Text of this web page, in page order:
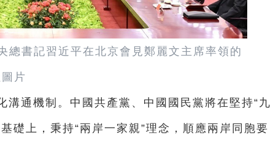
總書記習近平在北京會見鄭麗文主席率領的
片
溝通機制。中國共產黨、中國國民黨將在堅持“九
礎上，秉持“兩岸一家親”理念，順應兩岸同胞要